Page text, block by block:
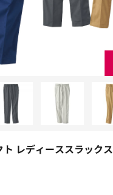
レディーススラックス